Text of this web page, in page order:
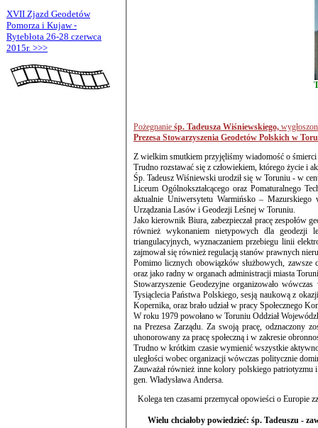
XVII Zjazd Geodetów
Pomorza i Kujaw -
Rytebłota 26-28 czerwca
2015r. >>>
Pożegnanie śp. Tadeusza Wiśniewskiego,
Prezesa Stowarzyszenia Geodetów Polskich w
Z wielkim smutkiem przyjęliśmy wiadomość o
Trudno rozstawać się z człowiekiem, którego życie i
Śp. Tadeusz Wiśniewski urodził się w Toruniu - w
Liceum Ogólnokształcącego oraz Pomaturalnego Technikum
aktualnie Uniwersytetu Warmińsko – Mazurskiego w
Urządzania Lasów i Geodezji Leśnej w Toruniu.
Jako kierownik Biura, zabezpieczał pracę zespołów
również wykonaniem nietypowych dla geodezji leśnej prac: pomiarami kierunków astronomicznych, wykorzystywaniem wież
triangulacyjnych, wyznaczaniem przebiegu linii elektroenergetycznych przez tereny zadrzewione. Dzięki znajomości prawa cywilnego,
zajmował się również regulacją stanów
Pomimo licznych obowiązków służbowych, zawsze
oraz jako radny w organach administracji miasta
Stowarzyszenie Geodezyjne organizowało wówczas wiele czynów społecznych, między innymi związanych z uczczeniem Rocznicy
Tysiąclecia Państwa Polskiego, sesją naukową z okazji Roku Kopernikowskiego przypadającego w 1973 r. - 500-lecie urodzin Mikołaja
W roku 1979 powołano w Toruniu Oddział Wojewódzki Stowarzyszenia Geodetów Polskich i Kolegę Tadeusza Wiśniewskiego wybrano
na Prezesa Zarządu. Za swoją pracę, odznaczony został między innymi złotą oraz diamentową odznaką Stowarzyszenia, a także był
uhonorowany za pracę społeczną i w
Trudno w krótkim czasie wymienić wszystkie
uległości wobec organizacji wówczas politycznie
Zauważał również inne kolory polskiego patriotyzmu
gen. Władysława Andersa.
Kolega ten czasami przemycał opowieści o Europie
Wielu chciałoby powiedzieć: śp. Tadeuszu - zawsze byłeś nam bliski i serdeczny, pozostań na zawsze w naszych sercach i